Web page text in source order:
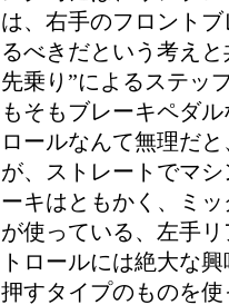
は、右手のフロント
るべきだという考え
先乗り”によるステッ
もそもブレーキペダ
ロールなんて無理だ
が、ストレートでマ
ーキはともかく、ミ
が使っている、左手
トロールには絶大な
押すタイプのものを